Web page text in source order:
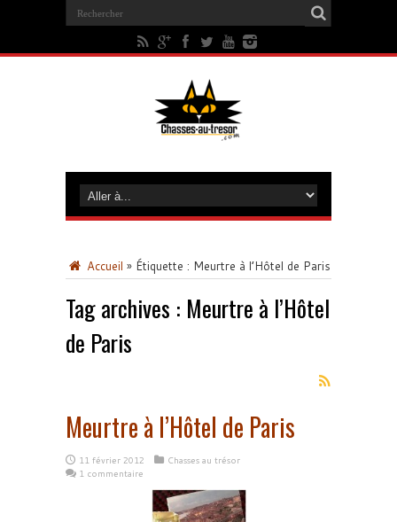
Accueil » Étiquette : Meurtre à l’Hôtel de Paris
Tag archives : Meurtre à l’Hôtel
de Paris
Meurtre à l’Hôtel de Paris
11 février 2012
Chasses au trésor
1 commentaire